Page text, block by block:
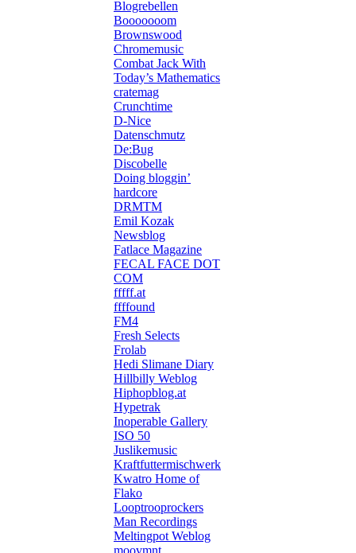
Blogrebellen
Booooooom
Brownswood
Chromemusic
Combat Jack With
Today’s Mathematics
cratemag
Crunchtime
D-Nice
Datenschmutz
De:Bug
Discobelle
Doing bloggin’
hardcore
DRMTM
Emil Kozak
Newsblog
Fatlace Magazine
FECAL FACE DOT
COM
fffff.at
ffffound
FM4
Fresh Selects
Frolab
Hedi Slimane Diary
Hillbilly Weblog
Hiphopblog.at
Hypetrak
Inoperable Gallery
ISO 50
Juslikemusic
Kraftfuttermischwerk
Kwatro Home of
Flako
Looptrooprockers
Man Recordings
Meltingpot Weblog
moovmnt